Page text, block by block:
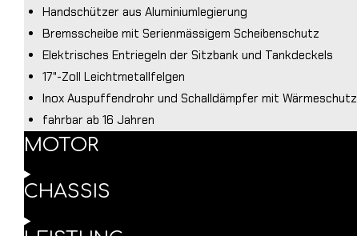
Handschützer aus Aluminiumlegierung
Bremsscheibe mit Serienmässigem Scheibenschutz
Elektrisches Entriegeln der Sitzbank und Tankdeckels
17"-Zoll Leichtmetallfelgen
Inox Auspuffendrohr und Schalldämpfer mit Wärmeschutz
fahrbar ab 16 Jahren
MOTOR
CHASSIS